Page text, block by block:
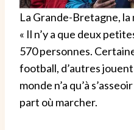
La Grande-Bretagne,
« Il n’y a que deux
570 personnes.
football, d’autres
monde n’a qu’à
part où marcher.